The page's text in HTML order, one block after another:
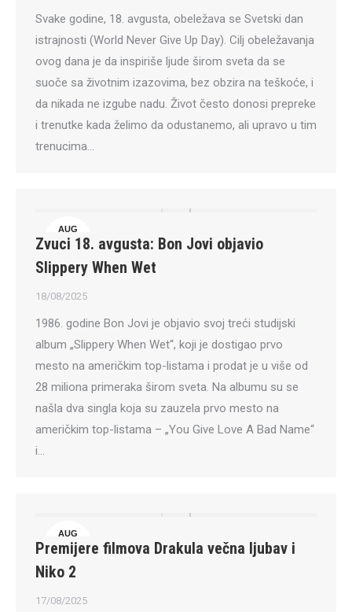
Svake godine, 18. avgusta, obeležava se Svetski dan
istrajnosti (World Never Give Up Day). Cilj obeležavanja
ovog dana je da inspiriše ljude širom sveta da se
suoče sa životnim izazovima, bez obzira na teškoće, i
da nikada ne izgube nadu. Život često donosi prepreke
i trenutke kada želimo da odustanemo, ali upravo u tim
trenucima…
AUG
18
Zvuci 18. avgusta: Bon Jovi objavio
Slippery When Wet
18/08/2025
1986. godine Bon Jovi je objavio svoj treći studijski
album „Slippery When Wet“, koji je dostigao prvo
mesto na američkim top-listama i prodat je u više od
28 miliona primeraka širom sveta. Na albumu su se
našla dva singla koja su zauzela prvo mesto na
američkim top-listama – „You Give Love A Bad Name“
i…
AUG
17
Premijere filmova Drakula večna ljubav i
Niko 2
17/08/2025